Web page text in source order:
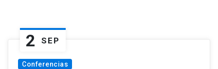
2 SEP
Conferencias